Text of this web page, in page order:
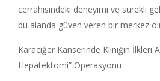
cerrahisindeki deneyimi ve sürekli
bu alanda güven veren bir merkez
Karaciğer Kanserinde Kliniğin İlkleri
Hepatektomi” Operasyonu